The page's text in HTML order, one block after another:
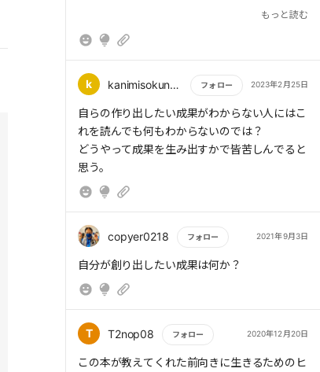
としたときに、何を創り出したいか、自分に何
キャロル・ドゥエック教授は400人の小学5年
かせた。その後、片方のグループの子どもたち
ループの子どもたちには褒めなかった。
つづいて、子どもたちに簡単な問題、難しい問
題のどちらを解くかを選ばせた。すると、褒め
られなかったグループの子どもたちの90%以上
が、難しい問題を選んだ。一方、褒められたグ
ループの子どもたちの大半が、簡単な問題を選
んだ。要は、褒められることで、より高い成果
を求めて困難に挑戦する意欲が失われたのだ。
もっと読む
k kanimisokundayo フォロー 2023年2月25日
もっと読む
自らの作り出したい成果がわからない人にはこ
れを読んでも何もわからないのでは？
どうやって成果を生み出すかで皆苦しんでると
思う。
copyer0218 フォロー 2021年9月3日
もっと読む
自分が創り出したい成果は何か？
T T2nop08 フォロー 2020年12月20日
もっと読む
この本が教えてくれた前向きに生きるためのヒ